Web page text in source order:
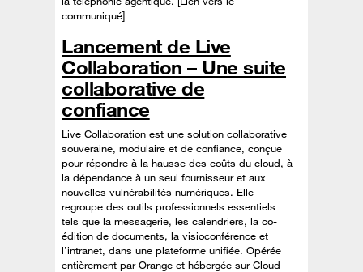
communiqué]
Lancement de Live
Collaboration – Une suite
collaborative de
confiance
Live Collaboration est une solution collaborative
souveraine, modulaire et de confiance, conçue
pour répondre à la hausse des coûts du cloud, à
la dépendance à un seul fournisseur et aux
nouvelles vulnérabilités numériques. Elle
regroupe des outils professionnels essentiels
tels que la messagerie, les calendriers, la co-
édition de documents, la visioconférence et
l’intranet, dans une plateforme unifiée. Opérée
entièrement par Orange et hébergée sur Cloud